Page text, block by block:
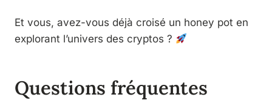
Et vous, avez-vous déjà croisé un honey pot en
explorant l’univers des cryptos ?
Questions fréquentes